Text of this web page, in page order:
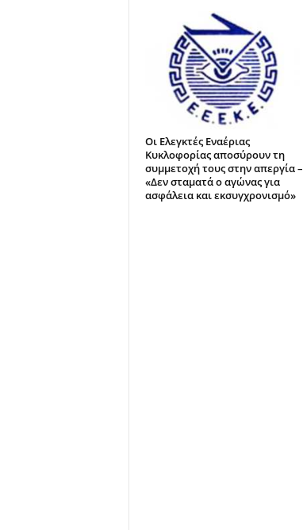
Οι Ελεγκτές Εναέριας
Κυκλοφορίας αποσύρουν τη
συμμετοχή τους στην απεργία –
«Δεν σταματά ο αγώνας για
ασφάλεια και εκσυγχρονισμό»